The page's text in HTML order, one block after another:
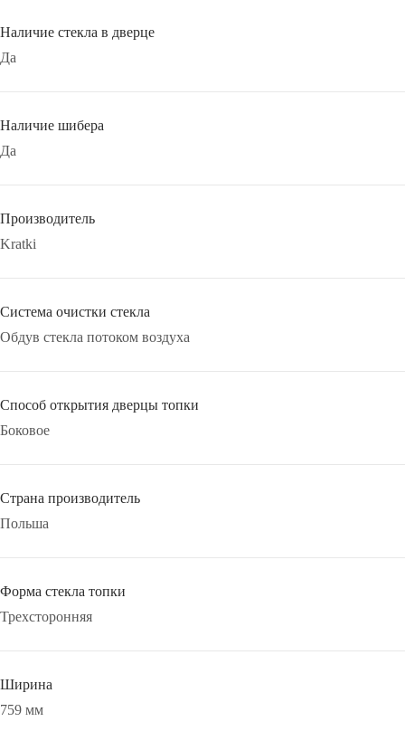
Наличие стекла в дверце
Да
Наличие шибера
Да
Производитель
Kratki
Система очистки стекла
Обдув стекла потоком воздуха
Способ открытия дверцы топки
Боковое
Страна производитель
Польша
Форма стекла топки
Трехсторонняя
Ширина
759 мм